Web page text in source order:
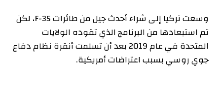
وسعت تركيا إلى شراء أحدث جيل من طائرات F-35، لكن
تم استبعادها من البرنامج الذي تقوده الولايات
المتحدة في عام 2019 بعد أن تسلمت أنقرة نظام دفاع
جوي روسي بسبب اعتراضات أمريكية.